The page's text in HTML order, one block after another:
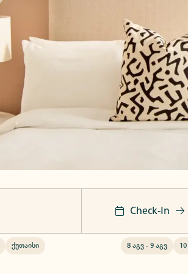
ქუთაისი
Check-In
8 აგვ - 9 აგვ